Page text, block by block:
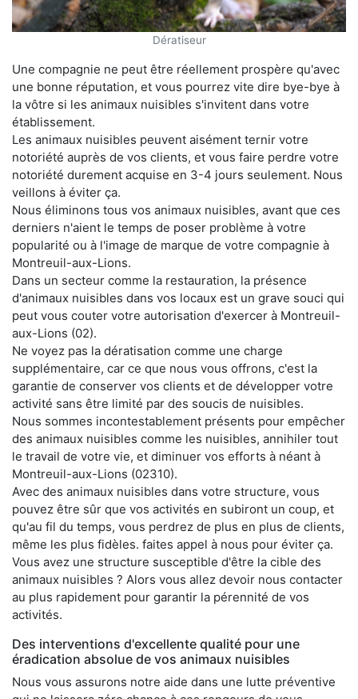
Dératiseur
Une compagnie ne peut être réellement prospère qu'avec
une bonne réputation, et vous pourrez vite dire bye-bye à
la vôtre si les animaux nuisibles s'invitent dans votre
établissement.
Les animaux nuisibles peuvent aisément ternir votre
notoriété auprès de vos clients, et vous faire perdre votre
notoriété durement acquise en 3-4 jours seulement. Nous
veillons à éviter ça.
Nous éliminons tous vos animaux nuisibles, avant que ces
derniers n'aient le temps de poser problème à votre
popularité ou à l'image de marque de votre compagnie à
Montreuil-aux-Lions.
Dans un secteur comme la restauration, la présence
d'animaux nuisibles dans vos locaux est un grave souci qui
peut vous couter votre autorisation d'exercer à Montreuil-
aux-Lions (02).
Ne voyez pas la dératisation comme une charge
supplémentaire, car ce que nous vous offrons, c'est la
garantie de conserver vos clients et de développer votre
activité sans être limité par des soucis de nuisibles.
Nous sommes incontestablement présents pour empêcher
des animaux nuisibles comme les nuisibles, annihiler tout
le travail de votre vie, et diminuer vos efforts à néant à
Montreuil-aux-Lions (02310).
Avec des animaux nuisibles dans votre structure, vous
pouvez être sûr que vos activités en subiront un coup, et
qu'au fil du temps, vous perdrez de plus en plus de clients,
même les plus fidèles. faites appel à nous pour éviter ça.
Vous avez une structure susceptible d'être la cible des
animaux nuisibles ? Alors vous allez devoir nous contacter
au plus rapidement pour garantir la pérennité de vos
activités.
Des interventions d'excellente qualité pour une
éradication absolue de vos animaux nuisibles
Nous vous assurons notre aide dans une lutte préventive